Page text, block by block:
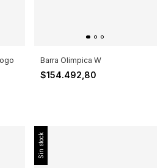
Barra Olimpica W
$154.492,80
Sin stock